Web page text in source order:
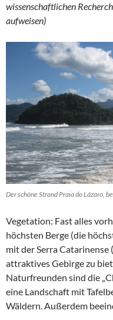
wissenschaftlichen
aufweisen)
Der schöne Strand Praia do Lázaro,
Vegetation: Fast alles
höchsten Berge (die
mit der Serra
attraktives Gebirge zu
Naturfreunden sind die
eine Landschaft mit
Wäldern. Außerdem